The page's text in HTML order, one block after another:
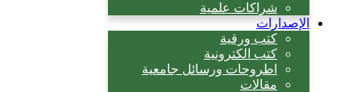
شراكات علمية
الإصدارات
كتب ورقية
كتب الكترونية
اطروحات ورسائل جامعية
مقالات